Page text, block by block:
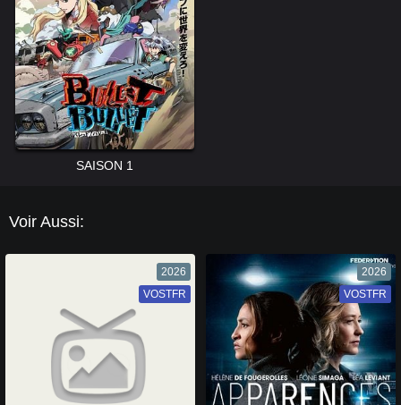
SAISON 1
Voir Aussi:
2026
VF
VOSTFR
2026
VF
VOSTFR